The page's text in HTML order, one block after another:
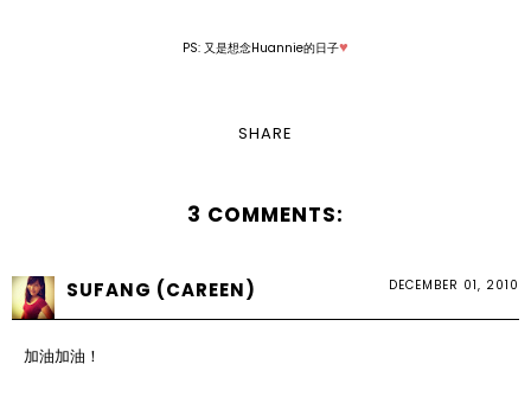
PS: 又是想念Huannie的日子♥
SHARE
3 COMMENTS:
SUFANG (CAREEN) DECEMBER 01, 2010
加油加油！